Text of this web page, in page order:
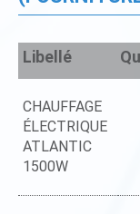
Libellé
CHAUFFAGE
ÉLECTRIQUE
ATLANTIC
1500W